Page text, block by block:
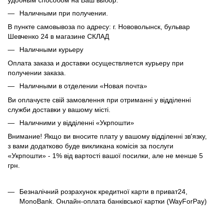
Наличными при получении.
В пункте самовывоза по адресу: г. Нововолынск, бульвар
Шевченко 24 в магазине СКЛАД
Наличными курьеру
Оплата заказа и доставки осуществляется курьеру при
получении заказа.
Наличными в отделении «Новая почта»
Ви оплачуєте свій замовлення при отриманні у відділенні
служби доставки у вашому місті.
Наличними у відділенні «Укрпошти»
Внимание! Якщо ви вносите плату у вашому відділенні зв'язку,
з вами додатково буде викликана комісія за послуги
«Укрпошти» - 1% від вартості вашої посилки, але не менше 5
грн.
Безналічний розрахунок кредитної карти в приват24,
MonoBank. Онлайн-оплата банківської картки (WayForPay)